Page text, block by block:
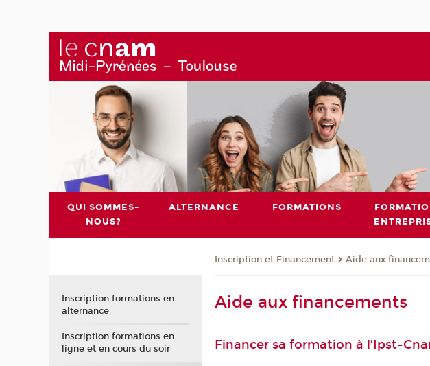
QUI SOMMES-
NOUS?
ALTERNANCE FORMATIONS
Inscription et Financement Aide aux
Aide aux financements
Financer sa formation à l’Ipst-
Inscription formations en
alternance
Inscription formations en
ligne et en cours du soir